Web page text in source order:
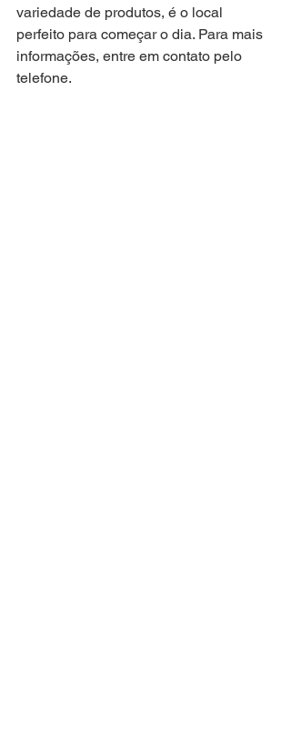
variedade de produtos, é o local
perfeito para começar o dia. Para mais
informações, entre em contato pelo
telefone.